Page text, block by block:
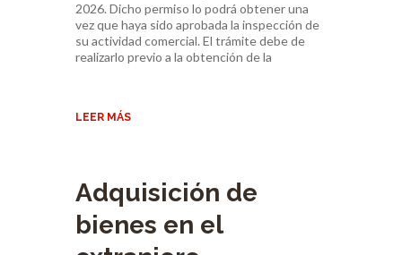
2026. Dicho permiso lo podrá obtener una
vez que haya sido aprobada la inspección de
su actividad comercial. El trámite debe de
realizarlo previo a la obtención de la
LEER MÁS
Adquisición de
bienes en el